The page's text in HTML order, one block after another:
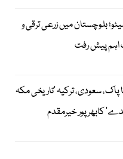
بلوچستان میں زرعی ترقی و
اہم پیش رفت
پاک، سعودی، ترکیہ ’تاریخی مکہ
کابھرپور خیرمقدم